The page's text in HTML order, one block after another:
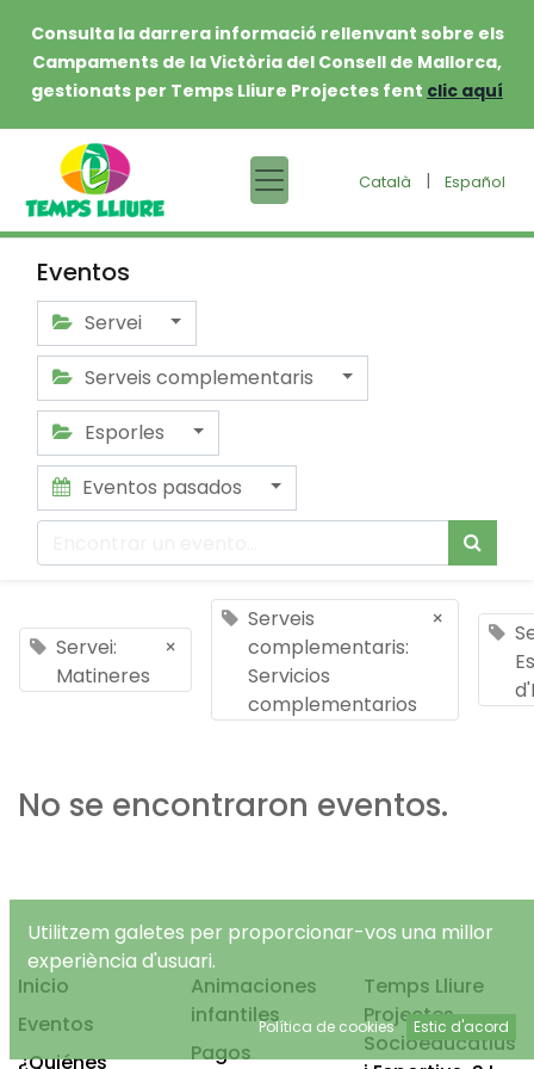
Consulta la darrera informació rellenvant sobre els
Campaments de la Victòria del Consell de Mallorca,
gestionats per Temps Lliure Projectes fent clic aquí
Català | Español
Eventos
Servei
Serveis complementaris
Esporles
Eventos pasados
Servei:
Matineres
×
Serveis
complementaris:
Servicios
complementarios
×
No se encontraron eventos.
Inicio
Eventos
¿Quiénes
Animaciones
infantiles
Pagos
Temps Lliure
Projectes
Socioeducatius
Utilitzem galetes per proporcionar-vos una millor
experiència d'usuari.
Política de cookies Estic d'acord